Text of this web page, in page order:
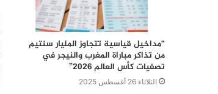
“مداخيل قياسية تتجاوز المليار سنتيم
من تذاكر مباراة المغرب والنيجر في
تصفيات كأس العالم 2026”
الثلاثاء 26 أغسطس 2025